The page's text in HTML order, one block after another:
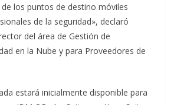
los puntos de destino móviles
de la seguridad», declaró
del área de Gestión de
en la Nube y para Proveedores de
estará inicialmente disponible para